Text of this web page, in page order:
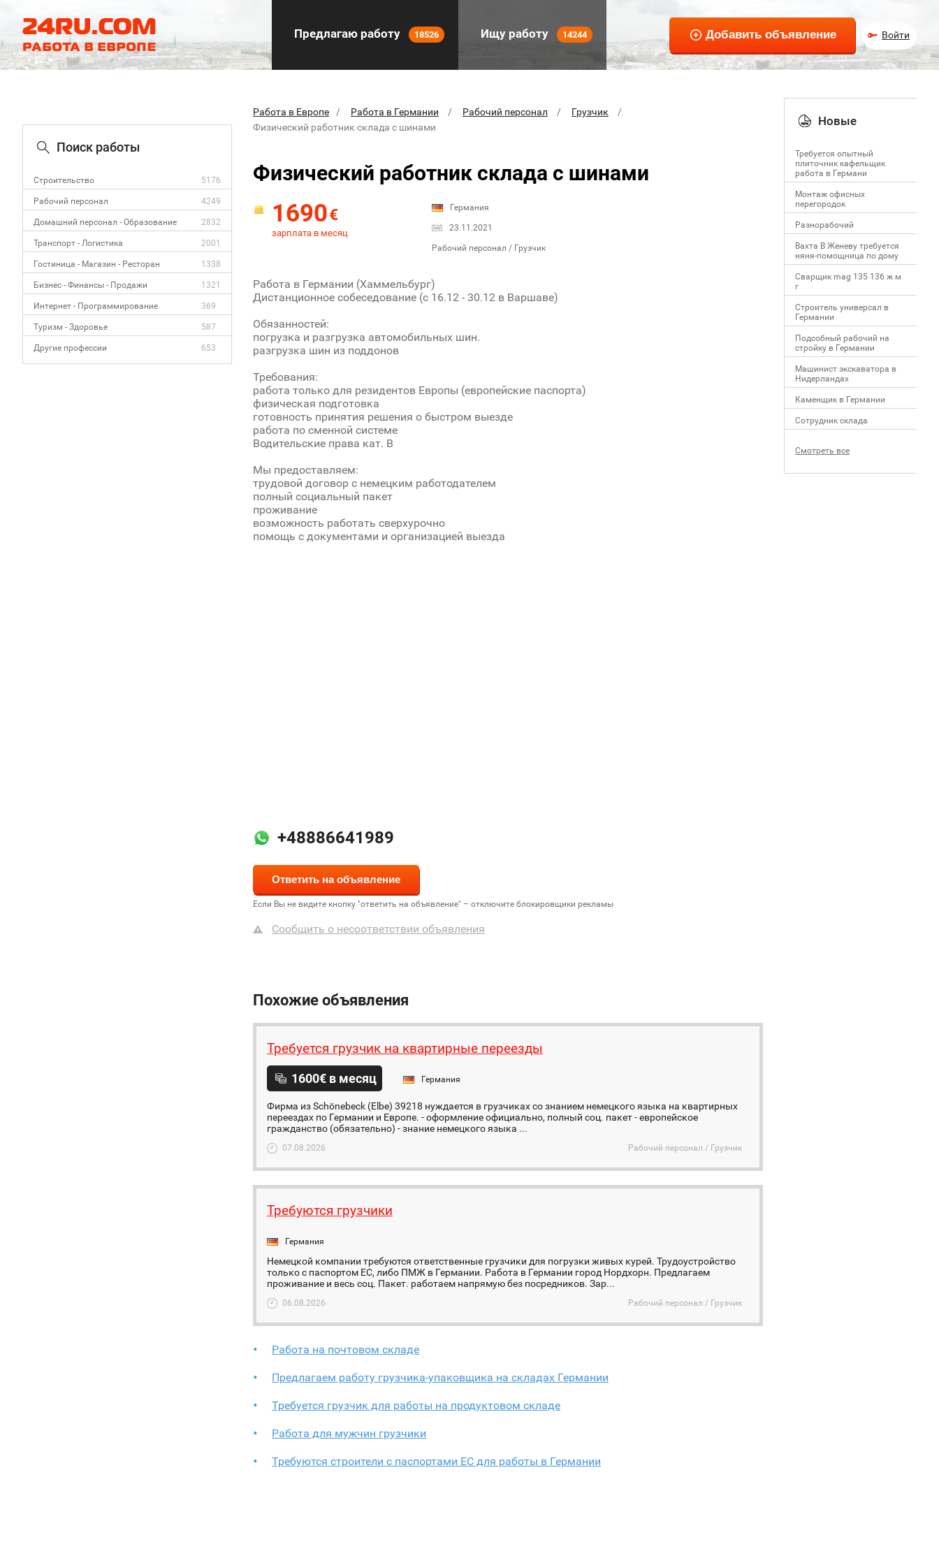
Предлагаю работу 18526 Ищу работу 14244 Войти
Поиск работы
Строительство 5176
Рабочий персонал 4249
Домашний персонал - Образование 2832
Транспорт - Логистика 2001
Гостиница - Магазин - Ресторан 1338
Бизнес - Финансы - Продажи 1321
Интернет - Программирование 369
Туризм - Здоровье 587
Другие профессии 653
Работа в Европе Работа в Германии Рабочий персонал
Грузчик
Физический работник склада с шинами
Физический работник склада с шинами
1690€
зарплата в месяц
Германия
23.11.2021
Рабочий персонал / Грузчик
Работа в Германии (Хаммельбург)
Дистанционное собеседование (с 16.12 - 30.12 в Варшаве)
Обязанностей:
погрузка и разгрузка автомобильных шин.
разгрузка шин из поддонов
Требования:
работа только для резидентов Европы (европейские паспорта)
физическая подготовка
готовность принятия решения о быстром выезде
работа по сменной системе
Водительские права кат. В
Мы предоставляем:
трудовой договор с немецким работодателем
полный социальный пакет
проживание
возможность работать сверхурочно
помощь с документами и организацией выезда
+48886641989
Если Вы не видите кнопку "ответить на объявление" – отключите блокировщики рекламы
Сообщить о несоответствии объявления
Похожие объявления
Требуется грузчик на квартирные переезды
1600€ в месяц Германия
Фирма из Schönebeck (Elbe) 39218 нуждается в грузчиках со знанием немецкого языка на квартирных
переездах по Германии и Европе. - оформление официально, полный соц. пакет - европейское
гражданство (обязательно) - знание немецкого языка ...
07.08.2026 Рабочий персонал / Грузчик
Требуются грузчики
Германия
Немецкой компании требуются ответственные грузчики для погрузки живых курей. Трудоустройство
только с паспортом ЕС, либо ПМЖ в Германии. Работа в Германии город Нордхорн. Предлагаем
проживание и весь соц. Пакет. работаем напрямую без посредников. Зар...
06.08.2026 Рабочий персонал / Грузчик
Работа на почтовом складе
Предлагаем работу грузчика-упаковщика на складах Германии
Требуется грузчик для работы на продуктовом складе
Работа для мужчин грузчики
Требуются cтроители с паспортами ЕС для работы в Германии
Новые
Требуется опытный
плиточник кафельщик
работa в Германи
Mонтаж офисных
перегородок
Разнорабочий
Вахта В Женеву требуется
няня-помощница по дому
Сварщик mag 135 136 ж м
г
Строитель универсал в
Германии
Подсобный рабочий на
стройку в Германии
Машинист экскаватора в
Нидерландах
Каменщик в Германии
Сотрудник склада
Смотреть все